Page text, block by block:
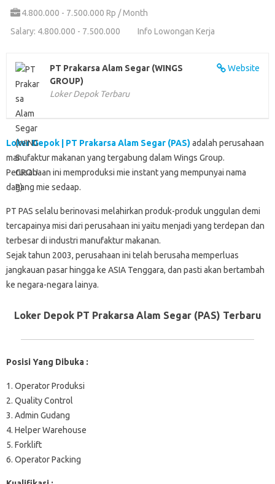
b
t
s
e
o
e
4.800.000 - 7.500.000 Rp / Month
Salary: 4.800.000 - 7.500.000
Info Lowongan Kerja
Website
PT Prakarsa Alam Segar (WINGS
GROUP)
Loker Depok Terbaru
Loker Depok | PT Prakarsa Alam Segar (PAS)adalah perusahaan
manufaktur makanan yang tergabung dalam Wings Group.
Perusahaan ini memproduksi mie instant yang mempunyai nama
dagang mie sedaap.
PT PAS selalu berinovasi melahirkan produk-produk unggulan demi
tercapainya misi dari perusahaan ini yaitu menjadi yang terdepan dan
terbesar di industri manufaktur makanan.
Sejak tahun 2003, perusahaan ini telah berusaha memperluas
jangkauan pasar hingga ke ASIA Tenggara, dan pasti akan bertambah
ke negara-negara lainya.
Loker Depok PT Prakarsa Alam Segar (PAS) Terbaru
Posisi Yang Dibuka :
1. Operator Produksi
2. Quality Control
3. Admin Gudang
4. Helper Warehouse
5. Forklift
6. Operator Packing